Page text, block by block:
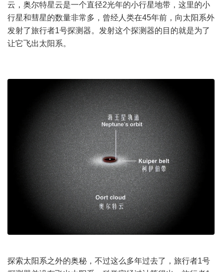
云，奥尔特星云是一个直径2光年的小行星地带，这里的小
行星和彗星的数量非常多，曾经人类在45年前，向太阳系外
发射了旅行者1号探测器。发射这个探测器的目的就是为了
让它飞出太阳系。
探索太阳系之外的奥秘，不过这么多年过去了，旅行者1号